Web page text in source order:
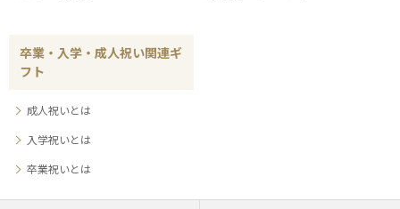
卒業・入学・成人祝い関連ギ
フト
成人祝いとは
入学祝いとは
卒業祝いとは